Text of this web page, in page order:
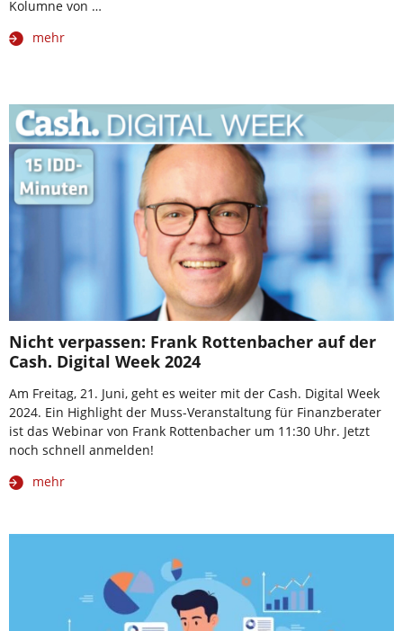
Kolumne von …
mehr
Nicht verpassen: Frank Rottenbacher auf der
Cash. Digital Week 2024
Am Freitag, 21. Juni, geht es weiter mit der Cash. Digital Week
2024. Ein Highlight der Muss-Veranstaltung für Finanzberater
ist das Webinar von Frank Rottenbacher um 11:30 Uhr. Jetzt
noch schnell anmelden!
mehr